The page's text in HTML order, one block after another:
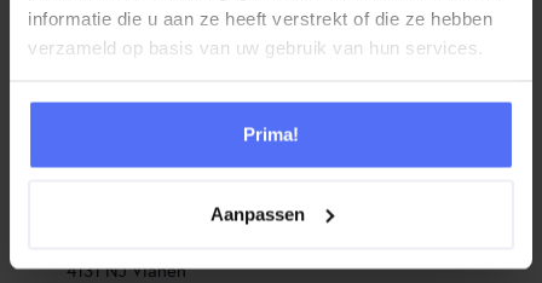
informatie die u aan ze heeft verstrekt of die ze hebben
verzameld op basis van uw gebruik van hun services.
Prima!
Aanpassen
Over Frontline Solutions
Contact
Frontline Solutions
4131 NJ Vianen